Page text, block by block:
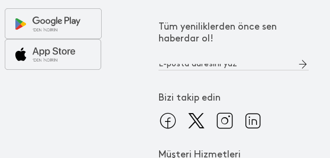
Tüm yeniliklerden önce sen
haberdar ol!
Bizi takip edin
Müşteri Hizmetleri